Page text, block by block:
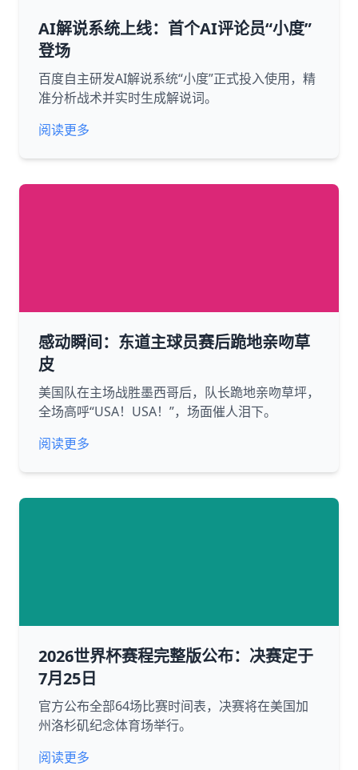
AI解说系统上线：首个AI评论员“小度”
登场
百度自主研发AI解说系统“小度”正式投入使用，精
准分析战术并实时生成解说词。
阅读更多
感动瞬间：东道主球员赛后跪地亲吻草
皮
美国队在主场战胜墨西哥后，队长跪地亲吻草坪，
全场高呼“USA！USA！”，场面催人泪下。
阅读更多
2026世界杯赛程完整版公布：决赛定于
7月25日
官方公布全部64场比赛时间表，决赛将在美国加
州洛杉矶纪念体育场举行。
阅读更多